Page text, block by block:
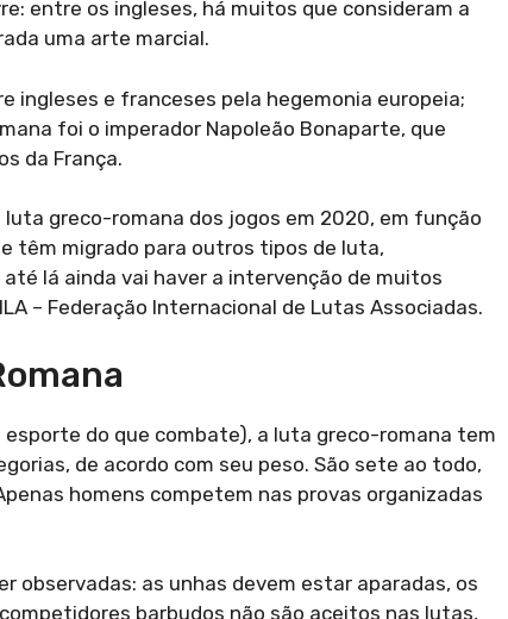
entre os ingleses, há muitos que consideram a
uma arte marcial.
ingleses e franceses pela hegemonia europeia;
foi o imperador Napoleão Bonaparte, que
da França.
greco-romana dos jogos em 2020, em função
têm migrado para outros tipos de luta,
lá ainda vai haver a intervenção de muitos
– Federação Internacional de Lutas Associadas.
do que combate), a luta greco-romana tem
de acordo com seu peso. São sete ao todo,
homens competem nas provas organizadas
observadas: as unhas devem estar aparadas, os
barbudos não são aceitos nas lutas,